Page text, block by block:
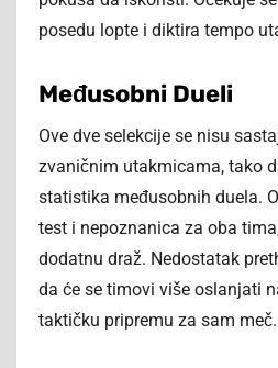
posedu lopte i diktira tempo
Međusobni Dueli
Ove dve selekcije se nisu
zvaničnim utakmicama, tako
statistika međusobnih duela.
test i nepoznanica za oba
dodatnu draž. Nedostatak
da će se timovi više oslanjati
taktičku pripremu za sam meč.